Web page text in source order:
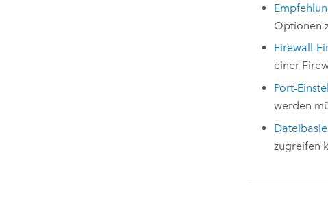
Optionen
Firewall-
einer
Port-
werden
zugreifen